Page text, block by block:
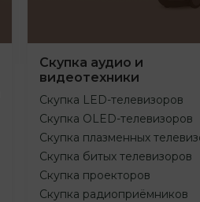
Скупка аудио и
видеотехники
Скупка LED-телевизоров
Скупка OLED-телевизоров
Скупка плазменных
Скупка битых телевизоров
Скупка проекторов
Скупка радиоприёмников